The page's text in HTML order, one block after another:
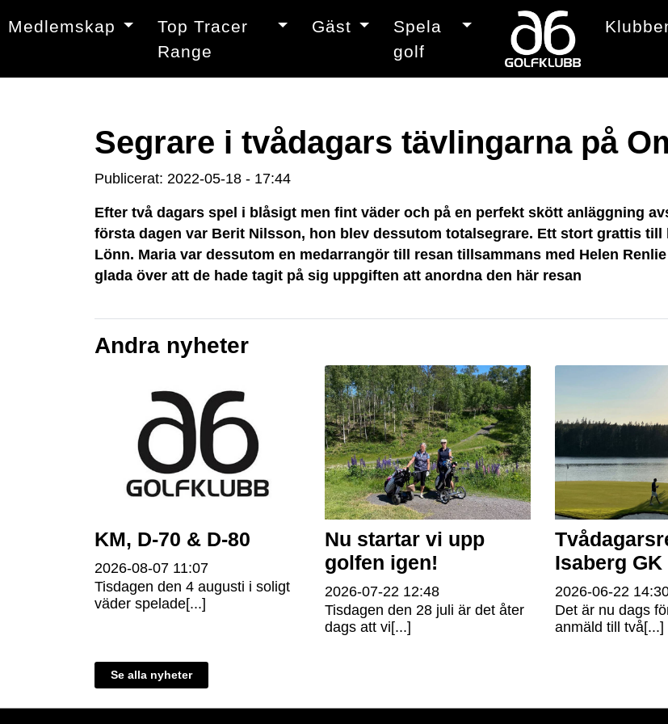
Medlemskap
Top Tracer
Range
Gäst
Spela
golf
Segrare i tvådagars tävlingarna på
Publicerat: 2022-05-18 - 17:44
Efter två dagars spel i blåsigt men fint väder och på en perfekt skött anläggning
första dagen var Berit Nilsson, hon blev dessutom totalsegrare. Ett stort grattis till
Lönn. Maria var dessutom en medarrangör till resan tillsammans med Helen
glada över att de hade tagit på sig uppgiften att anordna den här resan
Andra nyheter
KM, D-70 & D-80
2026-08-07 11:07
Tisdagen den 4 augusti i soligt
väder spelade[...]
Nu startar vi upp
golfen igen!
2026-07-22 12:48
Tisdagen den 28 juli är det åter
dags att vi[...]
Isaberg GK
2026-06-22
Det är nu dags
anmäld till två[...]
Se alla nyheter